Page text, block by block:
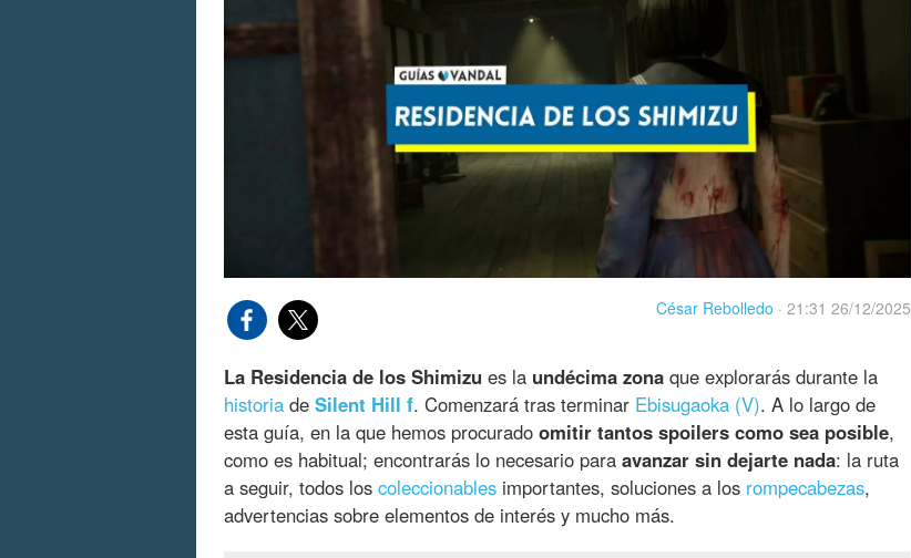
César Rebolledo · 21:31 26/12/2025
La Residencia de los Shimizu es la undécima zona que explorarás durante la
historia de Silent Hill f. Comenzará tras terminar Ebisugaoka (V). A lo largo de
esta guía, en la que hemos procurado omitir tantos spoilers como sea posible,
como es habitual; encontrarás lo necesario para avanzar sin dejarte nada: la ruta
a seguir, todos los coleccionables importantes, soluciones a los rompecabezas,
advertencias sobre elementos de interés y mucho más.